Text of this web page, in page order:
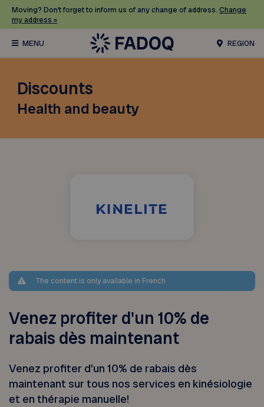
Moving? Don’t forget to inform us of any change of address. Change
my address »
REGION
Discounts
Health and beauty
The content is only available in French
Venez profiter d'un 10% de
rabais dès maintenant
Venez profiter d’un 10% de rabais dès
maintenant sur tous nos services en kinésiologie
et en thérapie manuelle!